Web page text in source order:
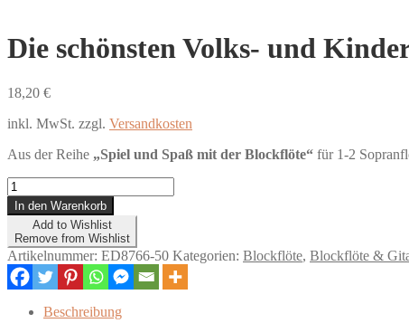
Die schönsten Volks- und
18,20 €
inkl. MwSt. zzgl. Versandkosten
Aus der Reihe „Spiel und Spaß mit der Blockflöte“ für 1-2
Die
schönsten
Volks-
und
Kinderlieder
für
Sopranblockflöte
CD)
In den Warenkorb
Add to Wishlist
Remove from Wishlist
Artikelnummer: ED8766-50 Kategorien: Blockflöte, Blockflöte &
Beschreibung